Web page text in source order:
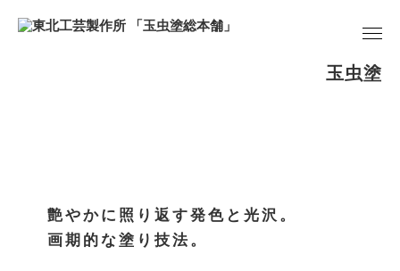
玉虫塗
艶やかに照り返す発色と光沢。
画期的な塗り技法。